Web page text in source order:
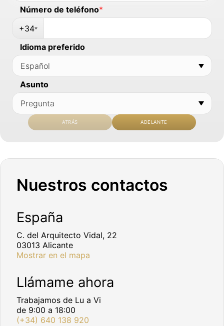
Número de teléfono*
+34
Idioma preferido
Asunto
ATRÁS ADELANTE
Nuestros contactos
España
C. del Arquitecto Vidal, 22
03013 Alicante
Mostrar en el mapa
Llámame ahora
Trabajamos de Lu a Vi
de 9:00 a 18:00
(+34) 640 138 920